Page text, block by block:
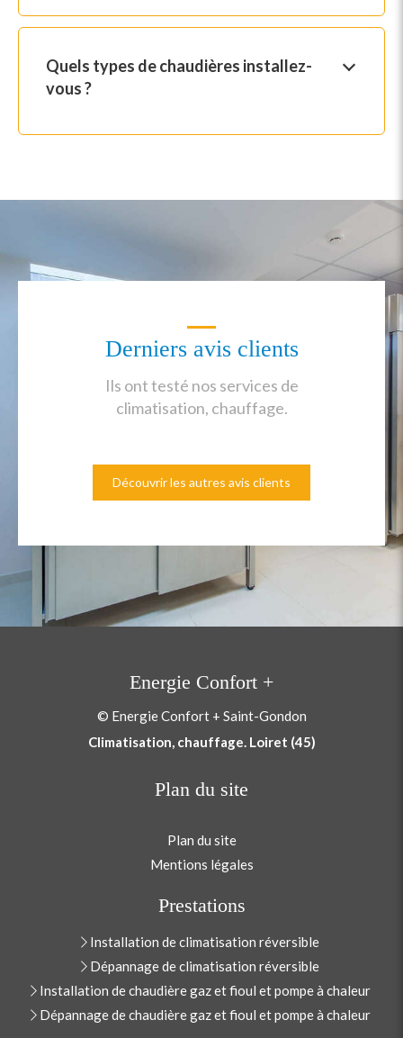
Quels types de chaudières installez-
vous ?
Derniers avis clients
Ils ont testé nos services de
climatisation, chauffage.
Découvrir les autres avis clients
Energie Confort +
© Energie Confort + Saint-Gondon
Climatisation, chauffage. Loiret (45)
Plan du site
Plan du site
Mentions légales
Prestations
Installation de climatisation réversible
Dépannage de climatisation réversible
Installation de chaudière gaz et fioul et pompe à chaleur
Dépannage de chaudière gaz et fioul et pompe à chaleur